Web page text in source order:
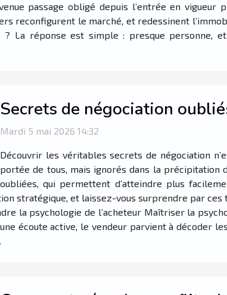
passage obligé depuis l’entrée en
reconfigurent le marché, et redessinent
La réponse est simple : presque personne,
Secrets de négociation
Mardi 5 mai 2026 14:32
Découvrir les véritables secrets de négociation
portée de tous, mais ignorés dans la précipitation
oubliées, qui permettent d’atteindre plus
stratégique, et laissez-vous surprendre par
la psychologie de l’acheteur Maîtriser la
écoute active, le vendeur parvient à décoder